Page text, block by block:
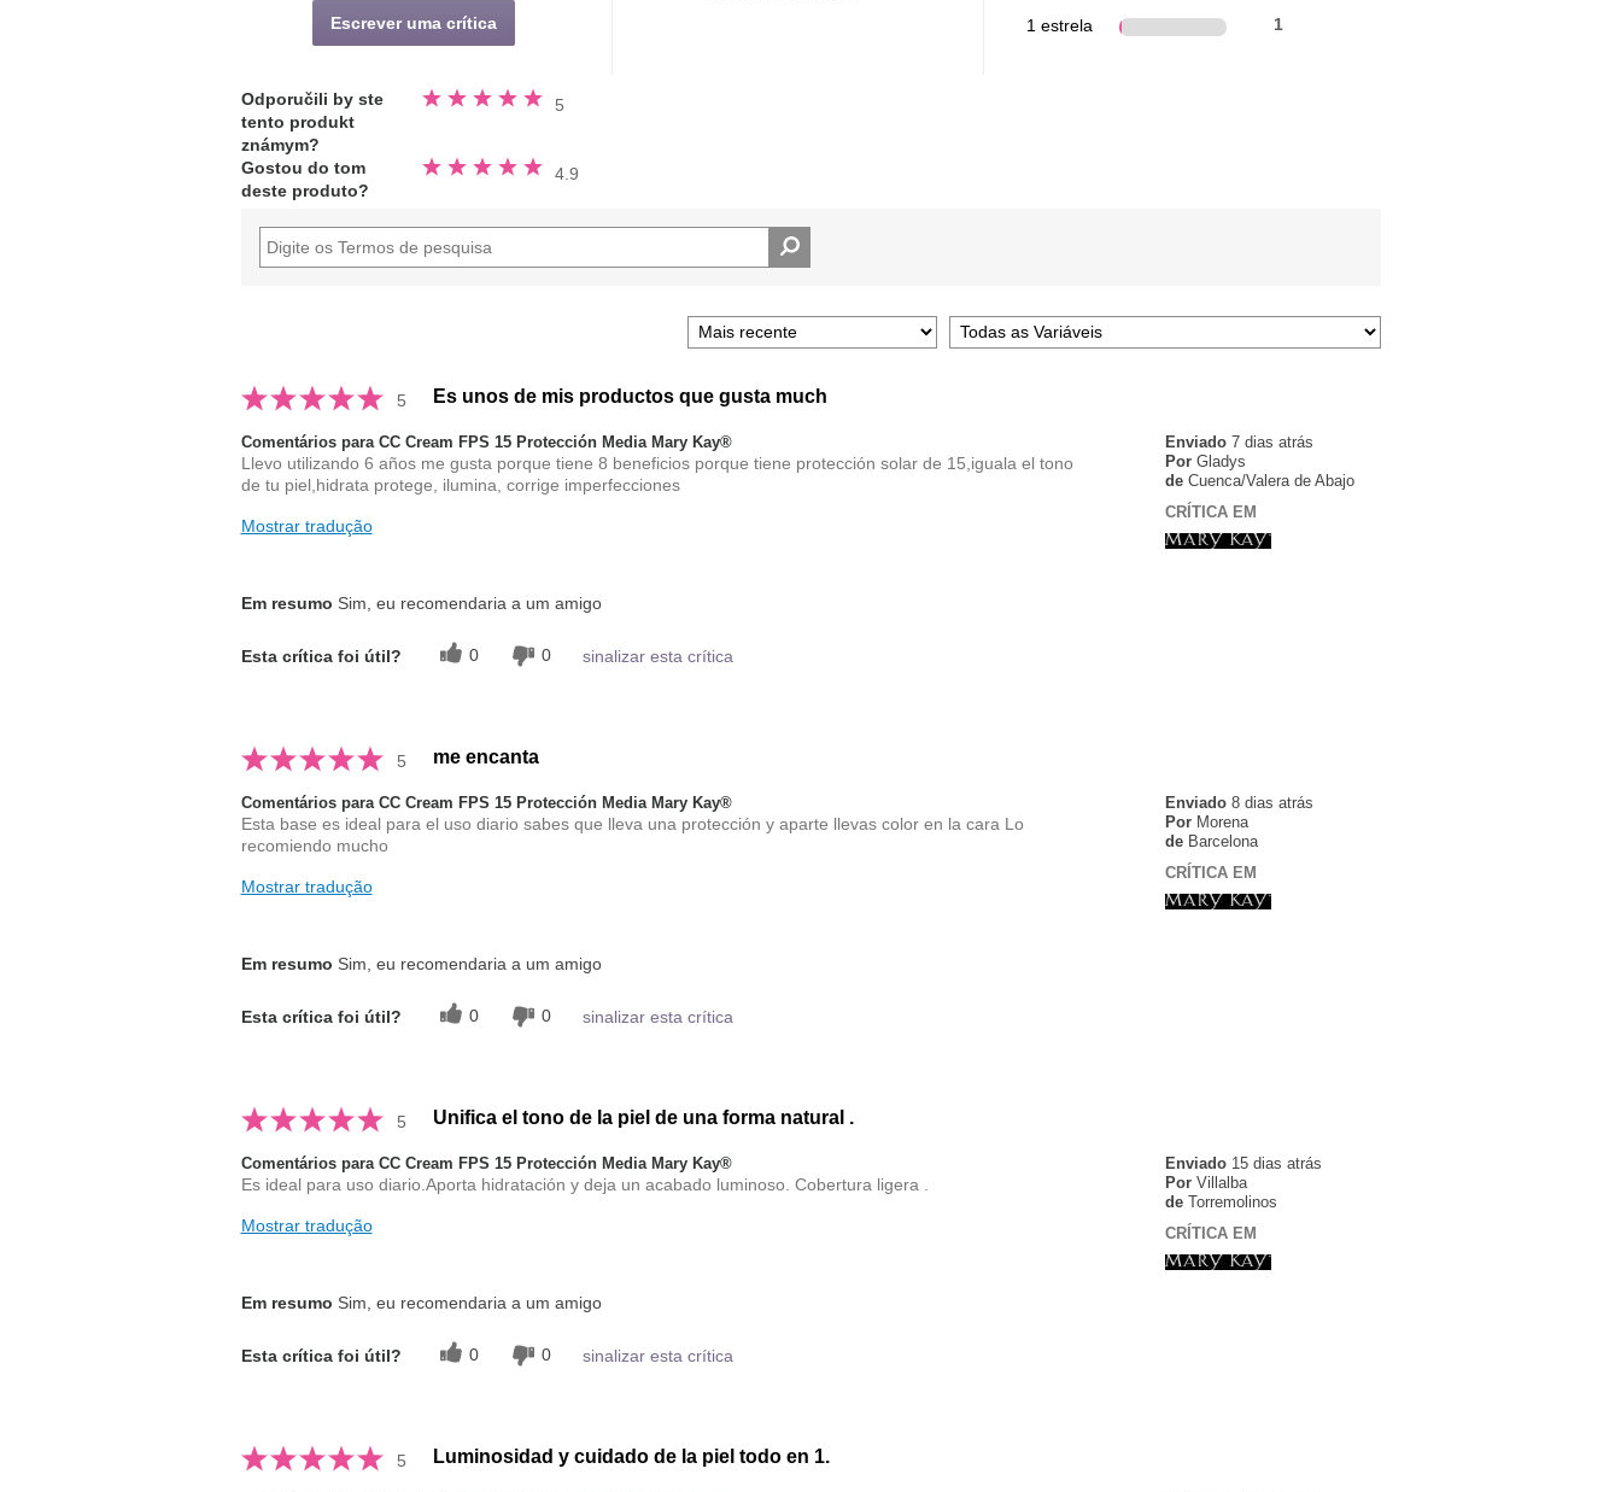
Escrever uma crítica 1 estrela 1
Odporučili by ste
tento produkt
známym?
5
Avaliado
5.0
estrelas
Gostou do tom
deste produto?
4.9
Avaliado
4.9
5 Es unos de mis productos que gusta much
Enviado7 dias atrás
Por Gladys
de Cuenca/Valera de Abajo
CRÍTICA EM
Comentários para CC Cream FPS 15 Protección Media Mary Kay®
Llevo utilizando 6 años me gusta porque tiene 8 beneficios porque tiene protección solar de 15,iguala el tono
de tu piel,hidrata protege, ilumina, corrige imperfecciones
Mostrar tradução
Em resumo Sim, eu recomendaria a um amigo
Esta crítica foi útil? 0 0 sinalizar esta crítica
5 me encanta
Enviado8 dias atrás
Por Morena
de Barcelona
CRÍTICA EM
Comentários para CC Cream FPS 15 Protección Media Mary Kay®
Esta base es ideal para el uso diario sabes que lleva una protección y aparte llevas color en la cara Lo
recomiendo mucho
Mostrar tradução
Em resumo Sim, eu recomendaria a um amigo
Esta crítica foi útil? 0 0 sinalizar esta crítica
5 Unifica el tono de la piel de una forma natural .
Enviado 15 dias atrás
Por Villalba
de Torremolinos
CRÍTICA EM
Comentários para CC Cream FPS 15 Protección Media Mary Kay®
Es ideal para uso diario.Aporta hidratación y deja un acabado luminoso. Cobertura ligera .
Mostrar tradução
Em resumo Sim, eu recomendaria a um amigo
Esta crítica foi útil? 0 0 sinalizar esta crítica
5 Luminosidad y cuidado de la piel todo en 1.